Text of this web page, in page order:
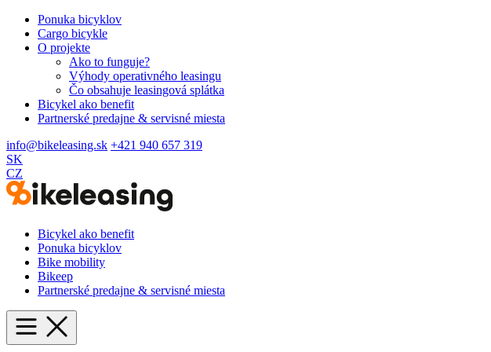
Ponuka bicyklov
Cargo bicykle
O projekte
Ako to funguje?
Výhody operativného leasingu
Čo obsahuje leasingová splátka
Bicykel ako benefit
Partnerské predajne & servisné miesta
info@bikeleasing.sk +421 940 657 319
SK
CZ
Bicykel ako benefit
Ponuka bicyklov
Bike mobility
Bikeep
Partnerské predajne & servisné miesta